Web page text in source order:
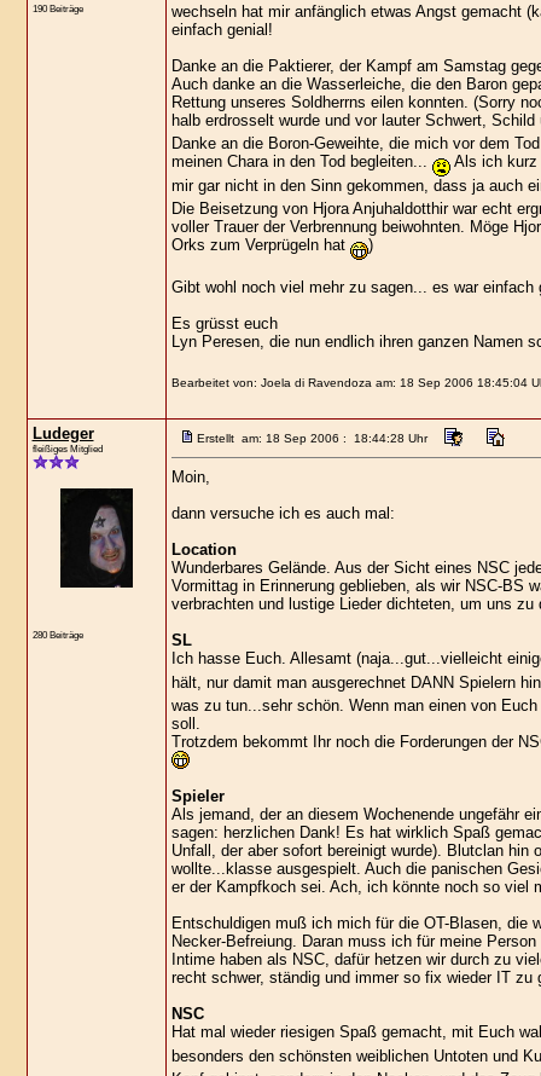
190 Beiträge
wechseln hat mir anfänglich etwas Angst gemacht
einfach genial!
Danke an die Paktierer, der Kampf am Samstag
Auch danke an die Wasserleiche, die den Baron
Rettung unseres Soldherrns eilen konnten. (Sorry
halb erdrosselt wurde und vor lauter Schwert,
Danke an die Boron-Geweihte, die mich vor dem
meinen Chara in den Tod begleiten...
Als ich kurz
mir gar nicht in den Sinn gekommen, dass ja auch
Die Beisetzung von Hjora Anjuhaldotthir war echt
voller Trauer der Verbrennung beiwohnten. Möge
Orks zum Verprügeln hat
)
Gibt wohl noch viel mehr zu sagen... es war
Es grüsst euch
Lyn Peresen, die nun endlich ihren ganzen Namen
Bearbeitet von: Joela di Ravendoza am: 18 Sep 2006 18:45:04
Ludeger
fleißiges Mitglied
280 Beiträge
Erstellt am: 18 Sep 2006 : 18:44:28 Uhr
Moin,
dann versuche ich es auch mal:
Location
Wunderbares Gelände. Aus der Sicht eines NSC
Vormittag in Erinnerung geblieben, als wir NSC-BS
verbrachten und lustige Lieder dichteten, um uns zu
SL
Ich hasse Euch. Allesamt (naja...gut...vielleicht
hält, nur damit man ausgerechnet DANN Spielern
was zu tun...sehr schön. Wenn man einen von
soll.
Trotzdem bekommt Ihr noch die Forderungen der
Spieler
Als jemand, der an diesem Wochenende ungefähr
sagen: herzlichen Dank! Es hat wirklich Spaß
Unfall, der aber sofort bereinigt wurde). Blutclan
wollte...klasse ausgespielt. Auch die panischen
er der Kampfkoch sei. Ach, ich könnte noch so viel
Entschuldigen muß ich mich für die OT-Blasen, die
Necker-Befreiung. Daran muss ich für meine
Intime haben als NSC, dafür hetzen wir durch zu
recht schwer, ständig und immer so fix wieder IT zu
NSC
Hat mal wieder riesigen Spaß gemacht, mit Euch
besonders den schönsten weiblichen Untoten und